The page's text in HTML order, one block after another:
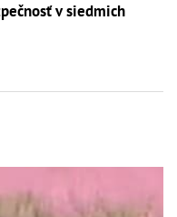
v siedmich